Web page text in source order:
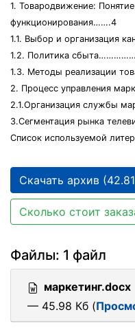
1. Товародвижение:
функционирования…….4
1.1. Выбор и
1.2. Политика
1.3. Методы реализации
2. Процесс управления
2.1.Организация службы
3.Сегментация рынка
Список используемой
Скачать архив
Сколько стоит
Файлы: 1 файл
маркетинг.docx
— 45.98 Кб (